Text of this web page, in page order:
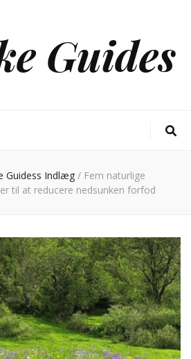
Guides
Guidess Indlæg / Fem naturlige
til at reducere nedsunken forfod